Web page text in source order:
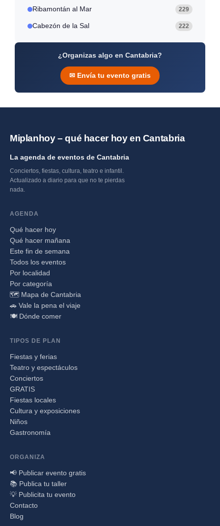
Ribamontán al Mar 229
Cabezón de la Sal 222
¿Organizas algo en Cantabria?
✉ Envía tu evento gratis
Miplanhoy – qué hacer hoy en Cantabria
La agenda de eventos de Cantabria
Conciertos, fiestas, cultura, teatro e infantil.
Actualizado a diario para que no te pierdas
nada.
AGENDA
Qué hacer hoy
Qué hacer mañana
Este fin de semana
Todos los eventos
Por localidad
Por categoría
🗺️ Mapa de Cantabria
🚗 Vale la pena el viaje
🍽️ Dónde comer
TIPOS DE PLAN
Fiestas y ferias
Teatro y espectáculos
Conciertos
GRATIS
Fiestas locales
Cultura y exposiciones
Niños
Gastronomía
ORGANIZA
📢 Publicar evento gratis
📚 Publica tu taller
💡 Publicita tu evento
Contacto
Blog